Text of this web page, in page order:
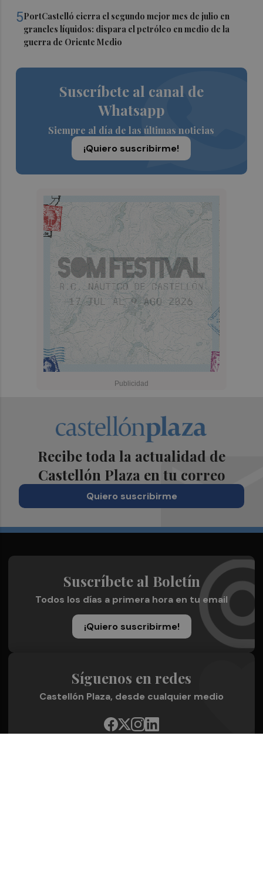
5PortCastelló cierra el segundo mejor mes de julio en
graneles líquidos: dispara el petróleo en medio de la
guerra de Oriente Medio
Suscríbete al canal de
Whatsapp
Siempre al día de las últimas noticias
¡Quiero suscribirme!
Recibe toda la actualidad de
Castellón Plaza en tu correo
Quiero suscribirme
Suscríbete al Boletín
Todos los días a primera hora en tu email
¡Quiero suscribirme!
Síguenos en redes
Castellón Plaza, desde cualquier medio